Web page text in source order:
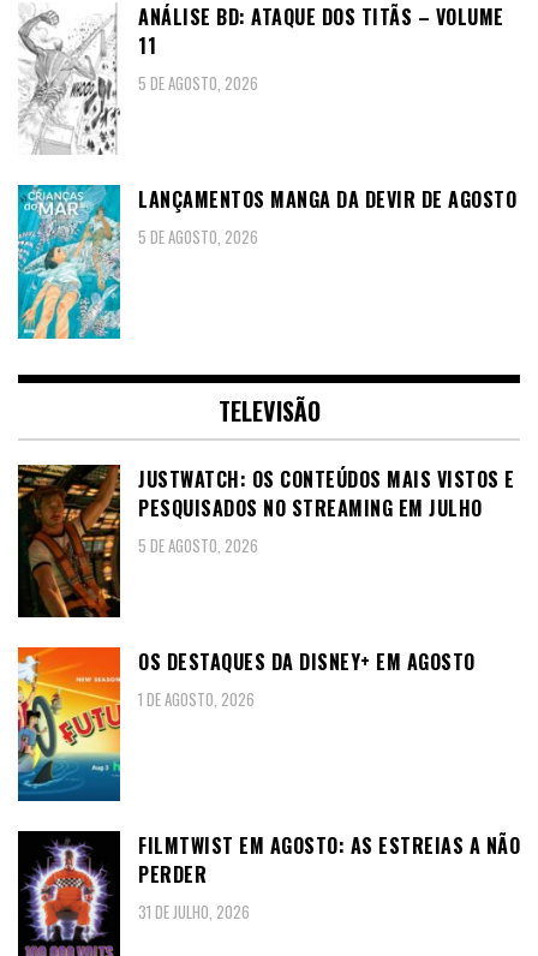
ANÁLISE BD: ATAQUE DOS TITÃS – VOLUME
11
5 DE AGOSTO, 2026
LANÇAMENTOS MANGA DA DEVIR DE AGOSTO
5 DE AGOSTO, 2026
TELEVISÃO
JUSTWATCH: OS CONTEÚDOS MAIS VISTOS E
PESQUISADOS NO STREAMING EM JULHO
5 DE AGOSTO, 2026
OS DESTAQUES DA DISNEY+ EM AGOSTO
1 DE AGOSTO, 2026
FILMTWIST EM AGOSTO: AS ESTREIAS A NÃO
PERDER
31 DE JULHO, 2026